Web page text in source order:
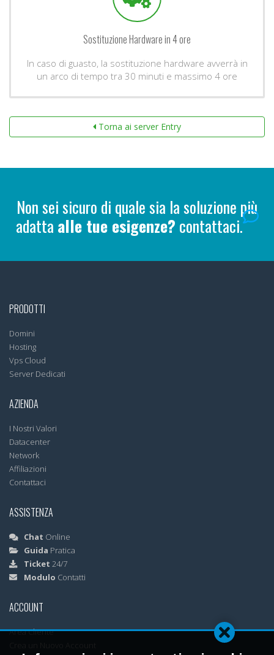
Sostituzione Hardware in 4 ore
In caso di guasto, la sostituzione hardware avverrà in
un arco di tempo tra 30 minuti e massimo 4 ore
Torna ai server Entry
Non sei sicuro di quale sia la soluzione più
adatta alle tue esigenze? contattaci.
PRODOTTI
Domini
Hosting
Vps Cloud
Server Dedicati
AZIENDA
I Nostri Valori
Datacenter
Network
Affiliazioni
Contattaci
ASSISTENZA
Chat Online
Guida Pratica
Ticket 24/7
Modulo Contatti
ACCOUNT
Area Cliente